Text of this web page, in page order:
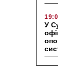
У